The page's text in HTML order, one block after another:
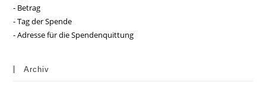
- Betrag
- Tag der Spende
- Adresse für die Spendenquittung
Archiv